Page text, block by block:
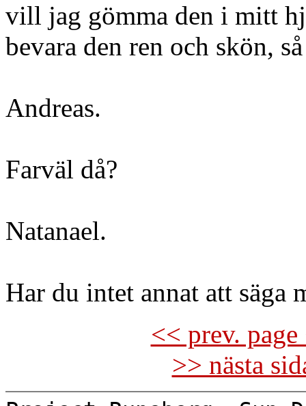
vill jag gömma den i mitt
bevara den ren och skön,
Andreas.
Farväl då?
Natanael.
Har du intet annat att säga
<< prev.
>> nästa